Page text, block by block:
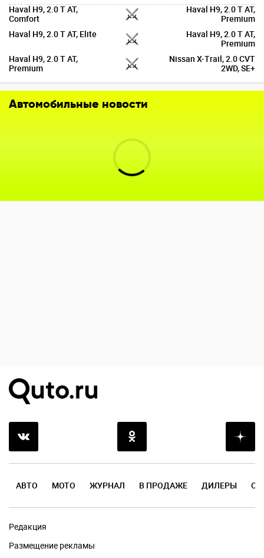
Haval H9, 2.0 T AT,
Comfort
Haval H9, 2.0 T AT,
Premium
Haval H9, 2.0 T AT, Elite
Haval H9, 2.0 T AT,
Premium
Haval H9, 2.0 T AT,
Premium
Nissan X-Trail, 2.0 CVT
2WD, SE+
Автомобильные новости
АВТО МОТО ЖУРНАЛ В ПРОДАЖЕ ДИЛЕРЫ
Редакция
Размещение рекламы